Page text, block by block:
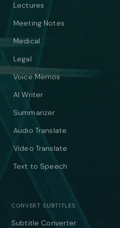
Lectures
Meeting Notes
Medical
Legal
Voice Memos
AI Writer
Summarizer
Audio Translate
Video Translate
Text to Speech
CONVERT SUBTITLES
Subtitle Converter